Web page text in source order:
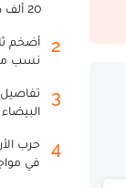
20 ألف دولار
2
أضخم
نسب
3
تفاصيل
البيضاء
4
حرب
في